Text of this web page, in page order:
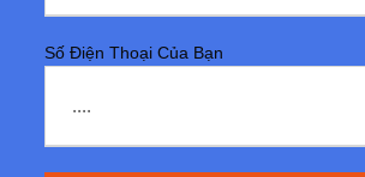
Số Điện Thoại Của Bạn